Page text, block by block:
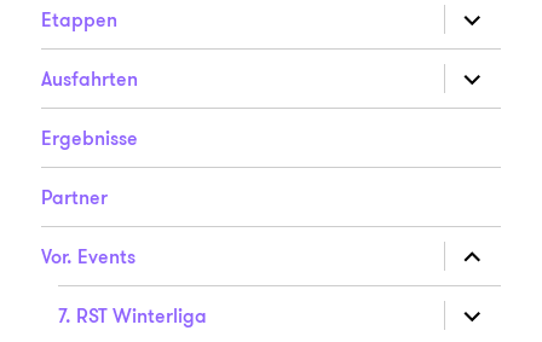
Etappen
anzeigen
Ausfahrten
anzeigen
Ergebnisse
Partner
Vor. Events
anzeigen
7. RST Winterliga
anzeigen